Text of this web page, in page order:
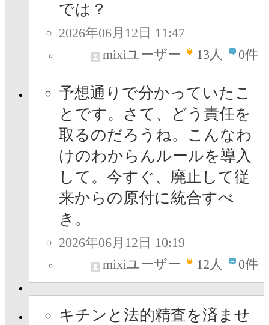
では？
2026年06月12日 11:47
mixiユーザー
13人 0件
予想通りで分かっていたこ
とです。さて、どう責任を
取るのだろうね。こんなわ
けのわからんルールを導入
して。今すぐ、廃止して従
来からの原付に統合すべ
き。
2026年06月12日 10:19
mixiユーザー
12人 0件
キチンと法的精査を済ませ